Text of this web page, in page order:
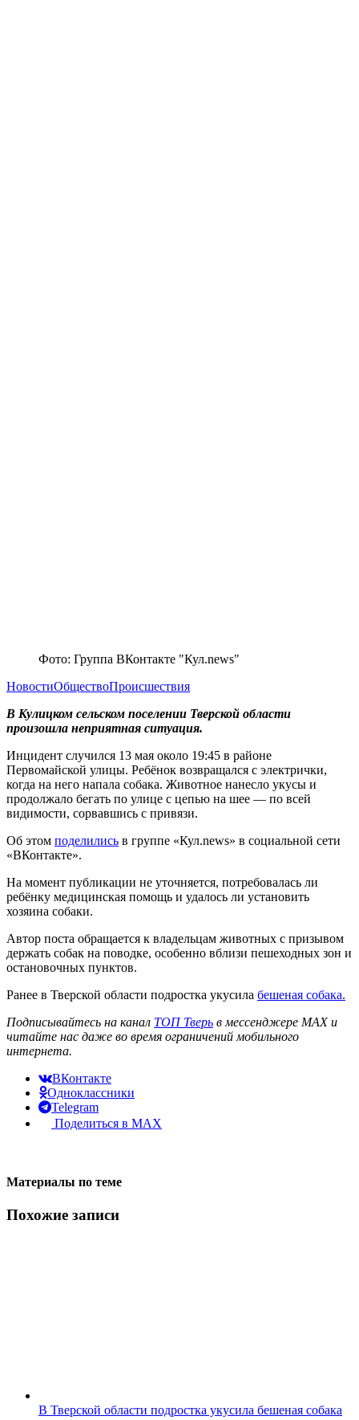
Фото: Группа ВКонтакте "Кул.news"
НовостиОбществоПроисшествия
В Кулицком сельском поселении Тверской области
произошла неприятная ситуация.
Инцидент случился 13 мая около 19:45 в районе
Первомайской улицы. Ребёнок возвращался с электрички,
когда на него напала собака. Животное нанесло укусы и
продолжало бегать по улице с цепью на шее — по всей
видимости, сорвавшись с привязи.
Об этом поделились в группе «Кул.news» в социальной сети
«ВКонтакте».
На момент публикации не уточняется, потребовалась ли
ребёнку медицинская помощь и удалось ли установить
хозяина собаки.
Автор поста обращается к владельцам животных с призывом
держать собак на поводке, особенно вблизи пешеходных зон и
остановочных пунктов.
Ранее в Тверской области подростка укусила бешеная собака.
Подписывайтесь на канал ТОП Тверь в мессенджере MAX и
читайте нас даже во время ограничений мобильного
интернета.
ВКонтакте
Одноклассники
Telegram
Поделиться в MAX
Материалы по теме
Похожие записи
В Тверской области подростка укусила бешеная собака